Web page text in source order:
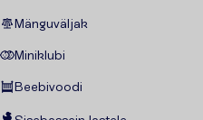
Mänguväljak
Miniklubi
Beebivoodi